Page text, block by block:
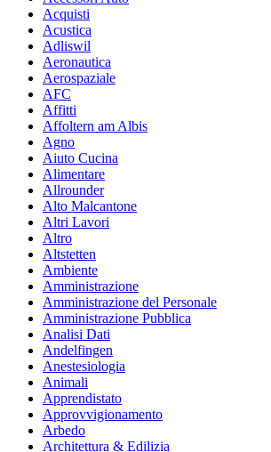
Acquisti
Acustica
Adliswil
Aeronautica
Aerospaziale
AFC
Affitti
Affoltern am Albis
Agno
Aiuto Cucina
Alimentare
Allrounder
Alto Malcantone
Altri Lavori
Altro
Altstetten
Ambiente
Amministrazione
Amministrazione del Personale
Amministrazione Pubblica
Analisi Dati
Andelfingen
Anestesiologia
Animali
Apprendistato
Approvvigionamento
Arbedo
Architettura & Edilizia